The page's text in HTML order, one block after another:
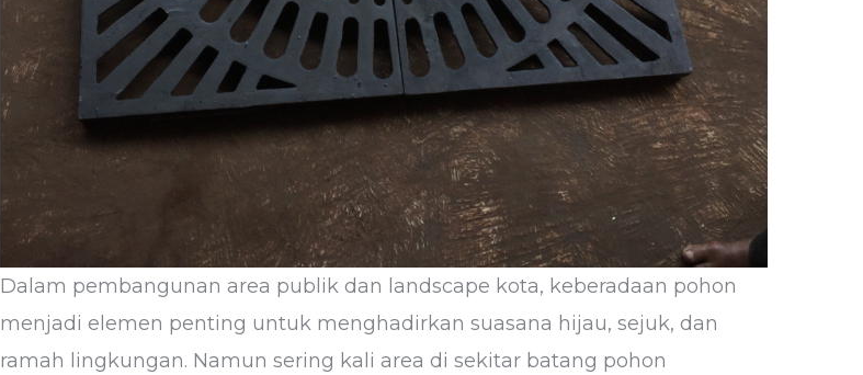
Dalam pembangunan area publik dan landscape kota, keberadaan pohon
menjadi elemen penting untuk menghadirkan suasana hijau, sejuk, dan
ramah lingkungan. Namun sering kali area di sekitar batang pohon